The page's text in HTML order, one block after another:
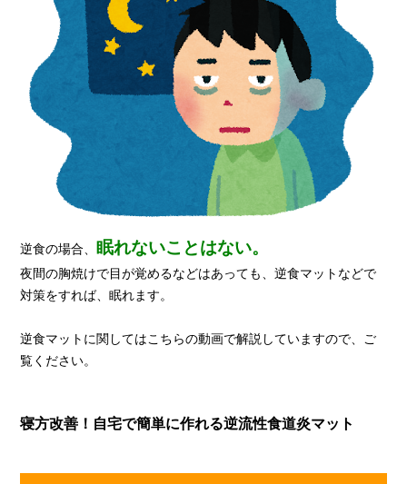
逆食の場合、 眠れないことはない。
夜間の胸焼けで目が覚めるなどはあっても、逆食マットなどで
対策をすれば、眠れます。
逆食マットに関してはこちらの動画で解説していますので、ご
覧ください。
寝方改善！自宅で簡単に作れる逆流性食道炎マット